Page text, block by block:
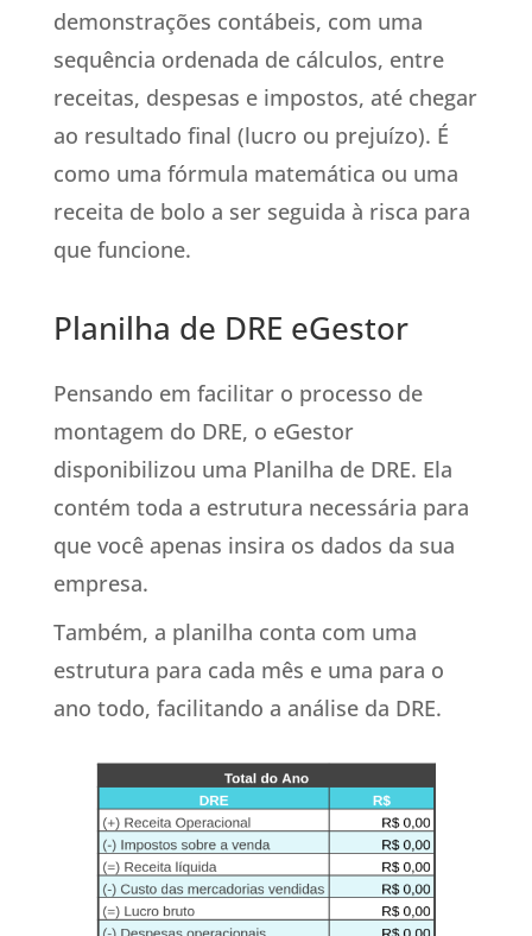
demonstrações contábeis, com uma
sequência ordenada de cálculos, entre
receitas, despesas e impostos, até chegar
ao resultado final (lucro ou prejuízo). É
como uma fórmula matemática ou uma
receita de bolo a ser seguida à risca para
que funcione.
Planilha de DRE eGestor
Pensando em facilitar o processo de
montagem do DRE, o eGestor
disponibilizou uma Planilha de DRE. Ela
contém toda a estrutura necessária para
que você apenas insira os dados da sua
empresa.
Também, a planilha conta com uma
estrutura para cada mês e uma para o
ano todo, facilitando a análise da DRE.